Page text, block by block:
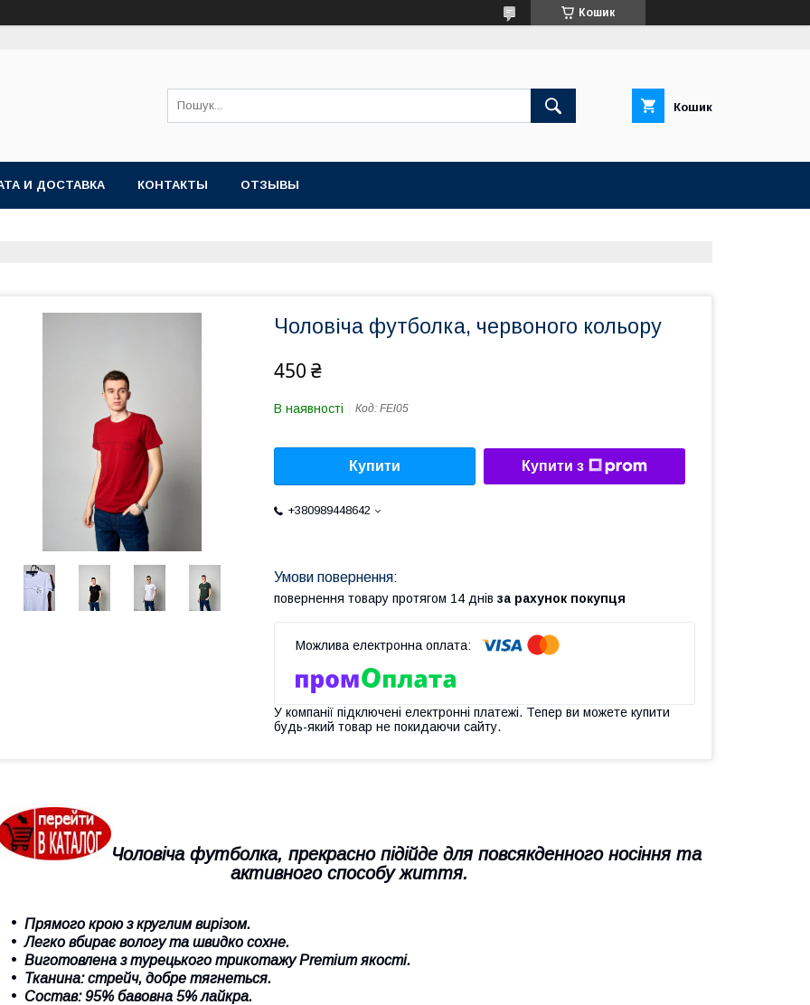
Кошик
Кошик
И ДОСТАВКА КОНТАКТЫ ОТЗЫВЫ
Чоловіча футболка, червоного кольору
450 ₴
В наявності Код: FЕl05
Купити Купити з
+380989448642
повернення товару протягом 14 днів за рахунок покупця
У компанії підключені електронні платежі. Тепер ви можете купити
будь-який товар не покидаючи сайту.
Чоловіча футболка, прекрасно підійде для повсякденного носіння та
активного способу життя.
Прямого крою з круглим вирізом.
Легко вбирає вологу та швидко сохне.
Виготовлена з турецького трикотажу Premium якості.
Тканина: стрейч, добре тягнеться.
Состав: 95% бавовна 5% лайкра.